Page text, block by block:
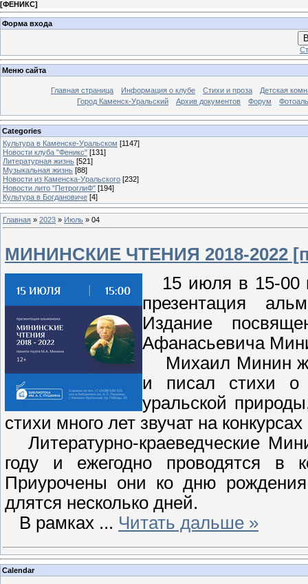
[ФЕНИКС]
Форма входа
Меню сайта
Главная страница Информация о клубе Стихи и проза
Детская
Город Каменск-Уральский
Архив документов Форум
Categories
Культура в Каменске-Уральском [1147]
Новости клуба "Феникс" [131]
Литературная жизнь [521]
Музыкальная жизнь [88]
Новости из Каменска-Уральского [232]
Новости лито "ПетроглиФ" [194]
Культура в Богдановиче [4]
Главная » 2023 » Июль » 04
МИНИНСКИЕ ЧТЕНИЯ 2018-2022
15 июля в 15-00
презентация
Издание
Афанасьевича
Михаил Минин
и писал стихи о
уральской
стихи много лет звучат на
Литературно-краеведческие
году и ежегодно проводятся в
Приурочены они ко дню
длятся несколько дней.
В рамках ... Читать дальше »
Calendar